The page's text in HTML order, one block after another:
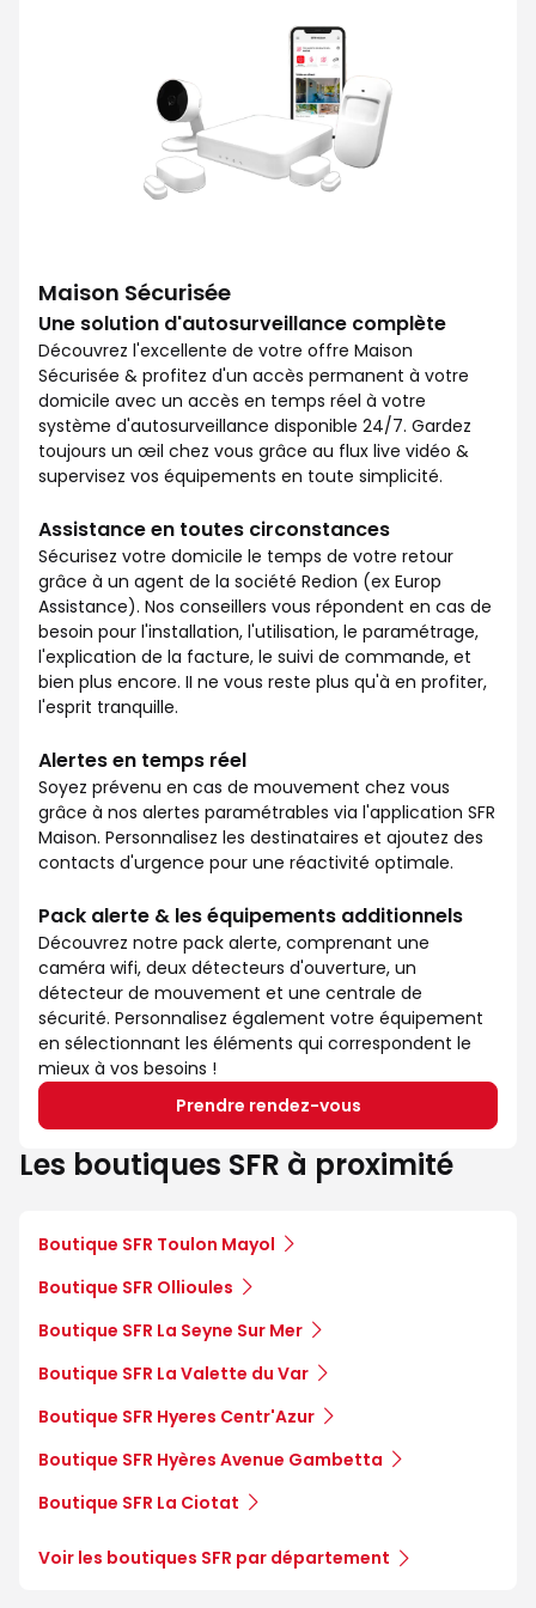
Maison Sécurisée
Une solution d'autosurveillance complète
Découvrez l'excellente de votre offre Maison
Sécurisée & profitez d'un accès permanent à votre
domicile avec un accès en temps réel à votre
système d'autosurveillance disponible 24/7. Gardez
toujours un œil chez vous grâce au flux live vidéo &
supervisez vos équipements en toute simplicité.
Assistance en toutes circonstances
Sécurisez votre domicile le temps de votre retour
grâce à un agent de la société Redion (ex Europ
Assistance). Nos conseillers vous répondent en cas de
besoin pour l'installation, l'utilisation, le paramétrage,
l'explication de la facture, le suivi de commande, et
bien plus encore. II ne vous reste plus qu'à en profiter,
l'esprit tranquille.
Alertes en temps réel
Soyez prévenu en cas de mouvement chez vous
grâce à nos alertes paramétrables via l'application SFR
Maison. Personnalisez les destinataires et ajoutez des
contacts d'urgence pour une réactivité optimale.
Pack alerte & les équipements additionnels
Découvrez notre pack alerte, comprenant une
caméra wifi, deux détecteurs d'ouverture, un
détecteur de mouvement et une centrale de
sécurité. Personnalisez également votre équipement
en sélectionnant les éléments qui correspondent le
mieux à vos besoins !
Prendre rendez-vous
Les boutiques SFR à proximité
Boutique SFR Toulon Mayol
Boutique SFR Ollioules
Boutique SFR La Seyne Sur Mer
Boutique SFR La Valette du Var
Boutique SFR Hyeres Centr'Azur
Boutique SFR Hyères Avenue Gambetta
Boutique SFR La Ciotat
Voir les boutiques SFR par département